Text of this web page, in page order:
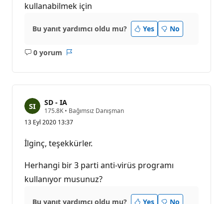
kullanabilmek için
Bu yanıt yardımcı oldu mu? Yes No
0 yorum
Açıklama
SD - IA
175.8K S
y
ı
n
ı
k
p
u
n
• Bağımsız Danışman
13 Eyl 2020 13:37
İlginç, teşekkürler.
Herhangi bir 3 parti anti-virüs programı
kullanıyor musunuz?
Bu yanıt yardımcı oldu mu? Yes No